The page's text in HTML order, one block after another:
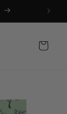
Carrito